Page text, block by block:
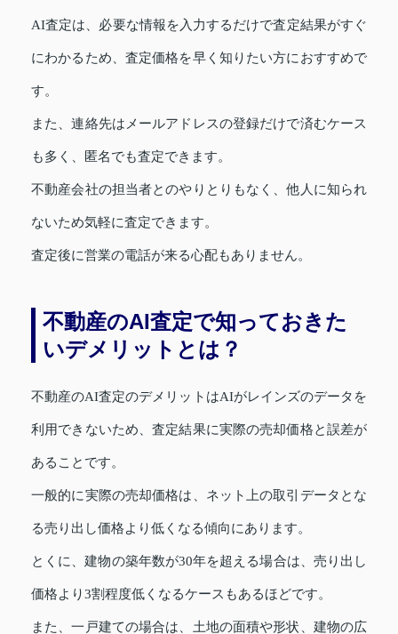
AI査定は、必要な情報を入力するだけで査定結果がすぐ
にわかるため、査定価格を早く知りたい方におすすめで
す。
また、連絡先はメールアドレスの登録だけで済むケース
も多く、匿名でも査定できます。
不動産会社の担当者とのやりとりもなく、他人に知られ
ないため気軽に査定できます。
査定後に営業の電話が来る心配もありません。
不動産のAI査定で知っておきた
いデメリットとは？
不動産のAI査定のデメリットはAIがレインズのデータを
利用できないため、査定結果に実際の売却価格と誤差が
あることです。
一般的に実際の売却価格は、ネット上の取引データとな
る売り出し価格より低くなる傾向にあります。
とくに、建物の築年数が30年を超える場合は、売り出し
価格より3割程度低くなるケースもあるほどです。
また、一戸建ての場合は、土地の面積や形状、建物の広